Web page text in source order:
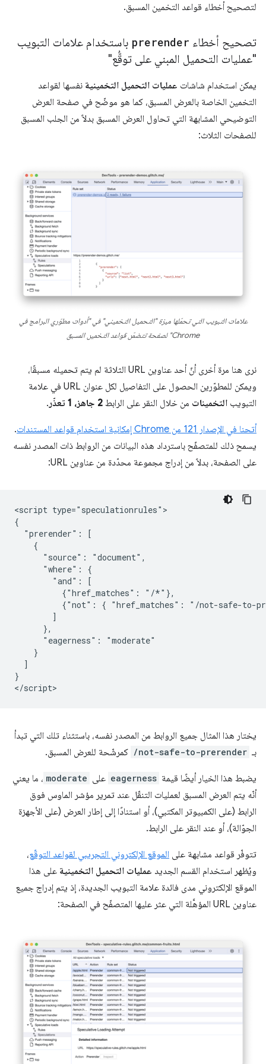
لتصحيح أخطاء قواعد التخمين المسبق.
تصحيح أخطاء prerender باستخدام علامات التبويب
"عمليات التحميل المبني على توقُّع"
يمكن استخدام شاشات عمليات التحميل التخمينية نفسها لقواعد
التخمين الخاصة بالعرض المسبق، كما هو موضّح في صفحة العرض
التوضيحي المشابهة التي تحاول العرض المسبق بدلاً من الجلب المسبق
للصفحات الثلاث:
علامات التبويب التي تحمّلها ميزة "التحميل التخميني" في "أدوات مطوّري البرامج في
Chrome" لصفحة تتضمّن قواعد التخمين المسبق
نرى هنا مرة أخرى أنّ أحد عناوين URL الثلاثة لم يتم تحميله مسبقًا،
ويمكن للمطوّرين الحصول على التفاصيل لكل عنوان URL في علامة
التبويب التخمينات من خلال النقر على الرابط 2 جاهز، 1 تعذّر .
أتحنا في الإصدار 121 من Chrome إمكانية استخدام قواعد المستندات
.
يسمح ذلك للمتصفّح باسترداد هذه البيانات من الروابط ذات المصدر نفسه
على الصفحة، بدلاً من إدراج مجموعة محدّدة من عناوين URL:
<script type="speculationrules">
{
  "prerender": [
    {
      "source": "document",
      "where": {
        "and": [
          {"href_matches": "/*"},
{"not": { "href_matches": "/not-safe-to-
        ]
      },
      "eagerness": "moderate"
    }
  ]
}
يختار هذا المثال جميع الروابط من المصدر نفسه، باستثناء تلك التي تبدأ
بـ /not-safe-to-prerender كمرشّحة للعرض المسبق.
يضبط هذا الخيار أيضًا قيمة eagerness على moderate ، ما يعني
أنّه يتم العرض المسبق لعمليات التنقّل عند تمرير مؤشر الماوس فوق
الرابط (على الكمبيوتر المكتبي)، أو استنادًا إلى إطار العرض (على الأجهزة
الجوّالة)، أو عند النقر على الرابط.
تتوفّر قواعد مشابهة على الموقع الإلكتروني التجريبي لقواعد التوقّع،
ويُظهر استخدام القسم الجديد عمليات التحميل التخمينية على هذا
الموقع الإلكتروني مدى فائدة علامة التبويب الجديدة، إذ يتم إدراج جميع
عناوين URL المؤهَّلة التي عثر عليها المتصفّح في الصفحة: